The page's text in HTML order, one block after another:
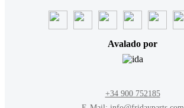
Avalado por
+34 900 752185